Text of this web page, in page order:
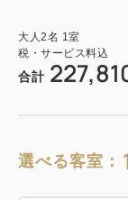
大人 2名 1 室
税・サービス料込
合計
選べる客室：